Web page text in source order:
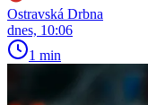
Ostravská Drbna
dnes, 10:06
1 min